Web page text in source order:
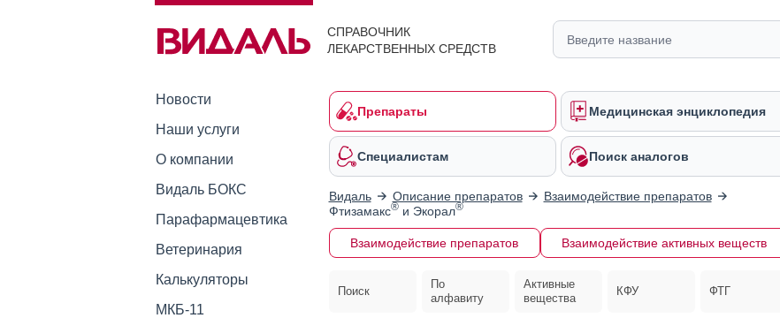
СПРАВОЧНИК
ЛЕКАРСТВЕННЫХ СРЕДСТВ
Новости
Наши услуги
О компании
Видаль БОКС
Парафармацевтика
Ветеринария
Калькуляторы
МКБ-11
Препараты Медицинская энциклопедия
Специалистам Поиск аналогов
Видаль Описание препаратов
Взаимодействие препаратов
Фтизамакс®и Экорал®
Взаимодействие препаратов Взаимодействие активных веществ
Поиск
По
алфавиту
Активные
вещества
КФУ ФТГ